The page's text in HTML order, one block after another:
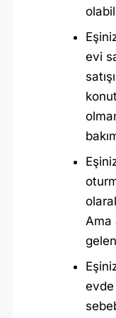
evi
Ama